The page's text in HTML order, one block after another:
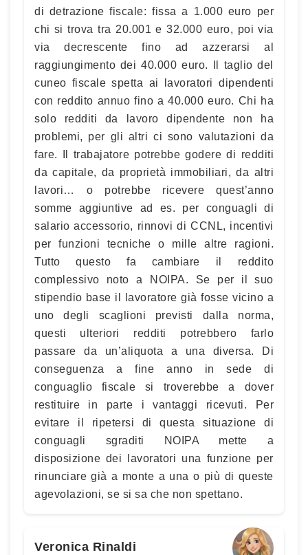
di detrazione fiscale: fissa a 1.000 euro per
chi si trova tra 20.001 e 32.000 euro, poi via
via decrescente fino ad azzerarsi al
raggiungimento dei 40.000 euro. Il taglio del
cuneo fiscale spetta ai lavoratori dipendenti
con reddito annuo fino a 40.000 euro. Chi ha
solo redditi da lavoro dipendente non ha
problemi, per gli altri ci sono valutazioni da
fare. Il trabajatore potrebbe godere di redditi
da capitale, da proprietà immobiliari, da altri
lavori… o potrebbe ricevere quest’anno
somme aggiuntive ad es. per conguagli di
salario accessorio, rinnovi di CCNL, incentivi
per funzioni tecniche o mille altre ragioni.
Tutto questo fa cambiare il reddito
complessivo noto a NOIPA. Se per il suo
stipendio base il lavoratore già fosse vicino a
uno degli scaglioni previsti dalla norma,
questi ulteriori redditi potrebbero farlo
passare da un’aliquota a una diversa. Di
conseguenza a fine anno in sede di
conguaglio fiscale si troverebbe a dover
restituire in parte i vantaggi ricevuti. Per
evitare il ripetersi di questa situazione di
conguagli sgraditi NOIPA mette a
disposizione dei lavoratori una funzione per
rinunciare già a monte a una o più di queste
agevolazioni, se si sa che non spettano.
Veronica Rinaldi